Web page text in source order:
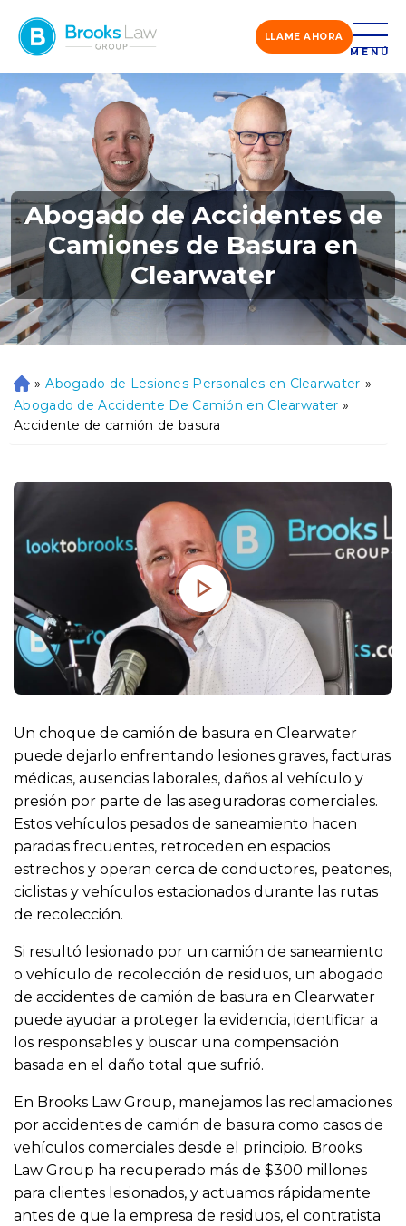
LLAME AHORA
MENÚ
Abogado de Accidentes de
Camiones de Basura en
Clearwater
Ini
ci
o
» Abogado de Lesiones Personales en Clearwater »
Abogado de Accidente De Camión en Clearwater »
Accidente de camión de basura
Un choque de camión de basura en Clearwater
puede dejarlo enfrentando lesiones graves, facturas
médicas, ausencias laborales, daños al vehículo y
presión por parte de las aseguradoras comerciales.
Estos vehículos pesados de saneamiento hacen
paradas frecuentes, retroceden en espacios
estrechos y operan cerca de conductores, peatones,
ciclistas y vehículos estacionados durante las rutas
de recolección.
Si resultó lesionado por un camión de saneamiento
o vehículo de recolección de residuos, un abogado
de accidentes de camión de basura en Clearwater
puede ayudar a proteger la evidencia, identificar a
los responsables y buscar una compensación
basada en el daño total que sufrió.
En Brooks Law Group, manejamos las reclamaciones
por accidentes de camión de basura como casos de
vehículos comerciales desde el principio. Brooks
Law Group ha recuperado más de $300 millones
para clientes lesionados, y actuamos rápidamente
antes de que la empresa de residuos, el contratista